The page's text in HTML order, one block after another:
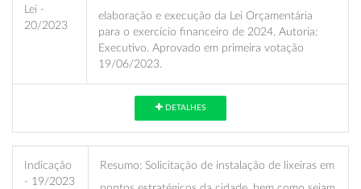
Lei -
20/2023
elaboração e execução da Lei Orçamentária
para o exercício financeiro de 2024. Autoria:
Executivo. Aprovado em primeira votação
19/06/2023.
DETALHES
Indicação
- 19/2023
Resumo: Solicitação de instalação de lixeiras em